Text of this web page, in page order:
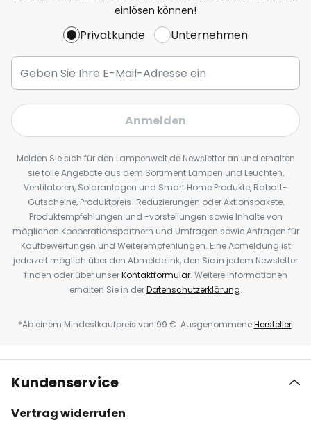
einlösen können!
Privatkunde Unternehmen
Anmelden
Melden Sie sich für den Lampenwelt.de Newsletter an und erhalten
sie tolle Angebote aus dem Sortiment Lampen und Leuchten,
Ventilatoren, Solaranlagen und Smart Home Produkte, Rabatt-
Gutscheine, Produktpreis-Reduzierungen oder Aktionspakete,
Produktempfehlungen und -vorstellungen sowie Inhalte von
möglichen Kooperationspartnern und Umfragen sowie Anfragen für
Kaufbewertungen und Weiterempfehlungen. Eine Abmeldung ist
jederzeit möglich über den Abmeldelink, den Sie in jedem Newsletter
finden oder über unserKontaktformular. Weitere Informationen
erhalten Sie in derDatenschutzerklärung.
*Ab einem Mindestkaufpreis von 99 €. AusgenommeneHersteller.
Kundenservice
Vertrag widerrufen